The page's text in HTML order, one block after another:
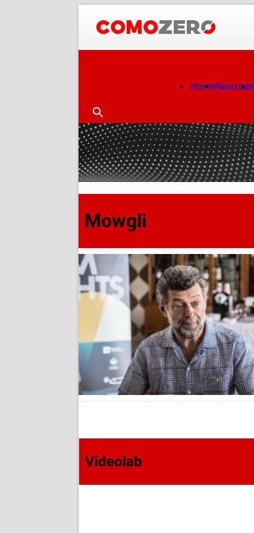
HomeNewslab
Mowgli
Videolab